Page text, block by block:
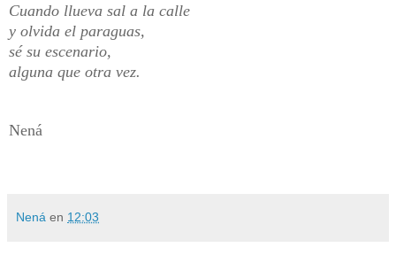
Cuando llueva sal a la calle
y olvida el paraguas,
sé su escenario,
alguna que otra vez.
Nená
Nená en 12:03